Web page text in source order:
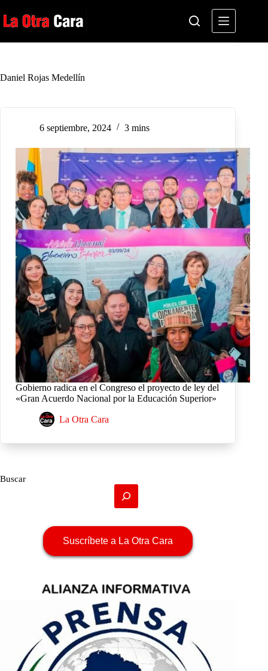
al
contenido
Daniel Rojas Medellín
6 septiembre, 2024 3 mins
Gobierno radica en el Congreso el proyecto de ley del
«Gran Acuerdo Nacional por la Educación Superior»
La Otra Cara
Buscar
Suscríbete a La Otra Cara